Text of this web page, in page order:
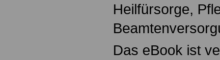
Heilfürsorge,
Das eBook ist